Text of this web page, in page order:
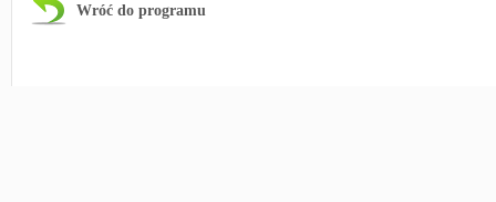
Wróć do programu